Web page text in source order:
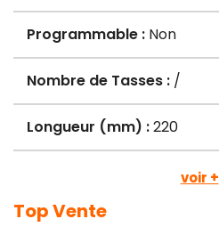
Programmable : Non
Nombre de Tasses : /
Longueur (mm) :220
voir +
Top Vente